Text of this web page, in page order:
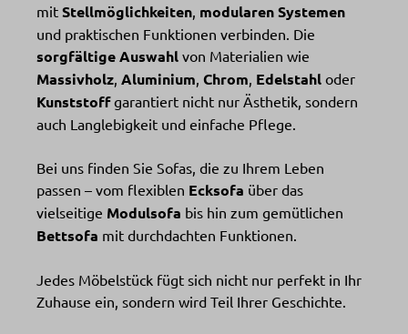
mit Stellmöglichkeiten modularen Systemen
und praktischen Funktionen verbinden. Die
sorgfältige Auswahl von Materialien wie
Massivholz Aluminium Chrom Edelstahl oder
Kunststoffgarantiert nicht nur Ästhetik, sondern
auch Langlebigkeit und einfache Pflege.
Bei uns finden Sie Sofas, die zu Ihrem Leben
passen – vom flexiblen Ecksofa über das
vielseitige Modulsofa bis hin zum gemütlichen
Bettsofa mit durchdachten Funktionen.
Jedes Möbelstück fügt sich nicht nur perfekt in Ihr
Zuhause ein, sondern wird Teil Ihrer Geschichte.